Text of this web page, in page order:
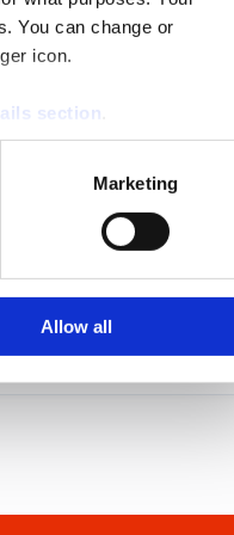
You can change or
icon.
section
may combine it with
Marketing
Allow all
Betalas årsvis
kr
495 kronor
alla priser